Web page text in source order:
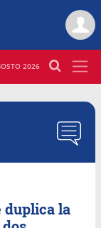
2026
duplica la